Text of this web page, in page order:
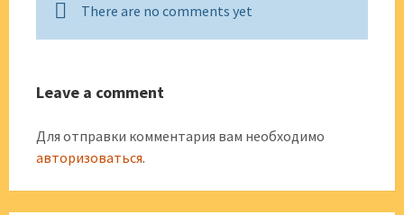
There are no comments yet
Leave a comment
Для отправки комментария вам необходимо
авторизоваться.